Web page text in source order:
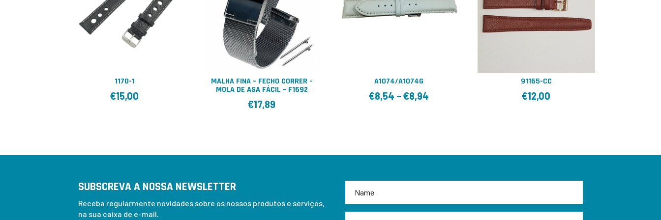
1170-1
€15,00
MALHA FINA – FECHO CORRER –
MOLA DE ASA FÁCIL – F1692
€17,89
A1074/A1074G
€8,54 –€8,94
91165-CC
€12,00
SUBSCREVA A NOSSA NEWSLETTER
Receba regularmente novidades sobre os nossos produtos e serviços,
na sua caixa de e-mail.